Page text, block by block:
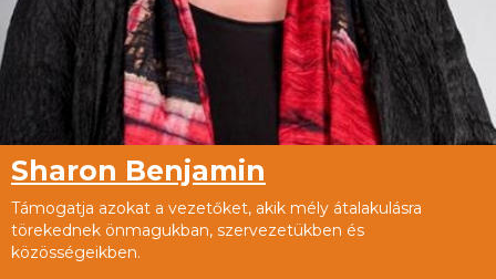
Sharon Benjamin
Támogatja azokat a vezetőket, akik mély átalakulásra
törekednek önmagukban, szervezetükben és
közösségeikben.